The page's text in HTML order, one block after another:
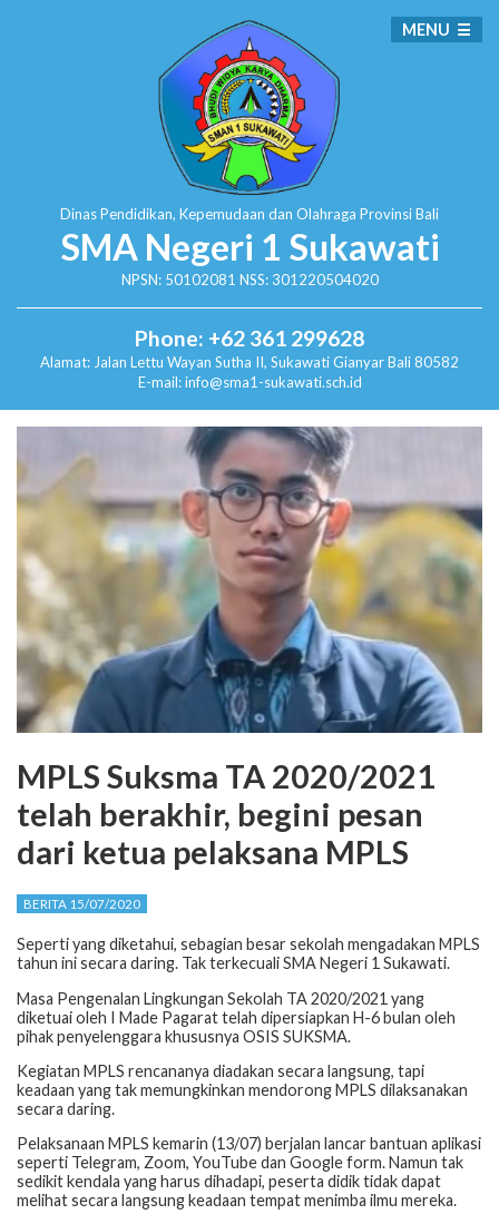
Dinas Pendidikan, Kepemudaan dan Olahraga Provinsi Bali
SMA Negeri 1 Sukawati
NPSN: 50102081 NSS: 301220504020
Phone: +62 361 299628
Alamat: Jalan Lettu Wayan Sutha II, SukawatiGianyar Bali 80582
E-mail: info@sma1-sukawati.sch.id
MENU
MPLS Suksma TA 2020/2021
telah berakhir, begini pesan
dari ketua pelaksana MPLS
BERITA 15/07/2020
Seperti yang diketahui, sebagian besar sekolah mengadakan MPLS
tahun ini secara daring. Tak terkecuali SMA Negeri 1 Sukawati.
Masa Pengenalan Lingkungan Sekolah TA 2020/2021 yang
diketuai oleh I Made Pagarat telah dipersiapkan H-6 bulan oleh
pihak penyelenggara khususnya OSIS SUKSMA.
Kegiatan MPLS rencananya diadakan secara langsung, tapi
keadaan yang tak memungkinkan mendorong MPLS dilaksanakan
secara daring.
Pelaksanaan MPLS kemarin (13/07) berjalan lancar bantuan aplikasi
seperti Telegram, Zoom, YouTube dan Google form. Namun tak
sedikit kendala yang harus dihadapi, peserta didik tidak dapat
melihat secara langsung keadaan tempat menimba ilmu mereka.